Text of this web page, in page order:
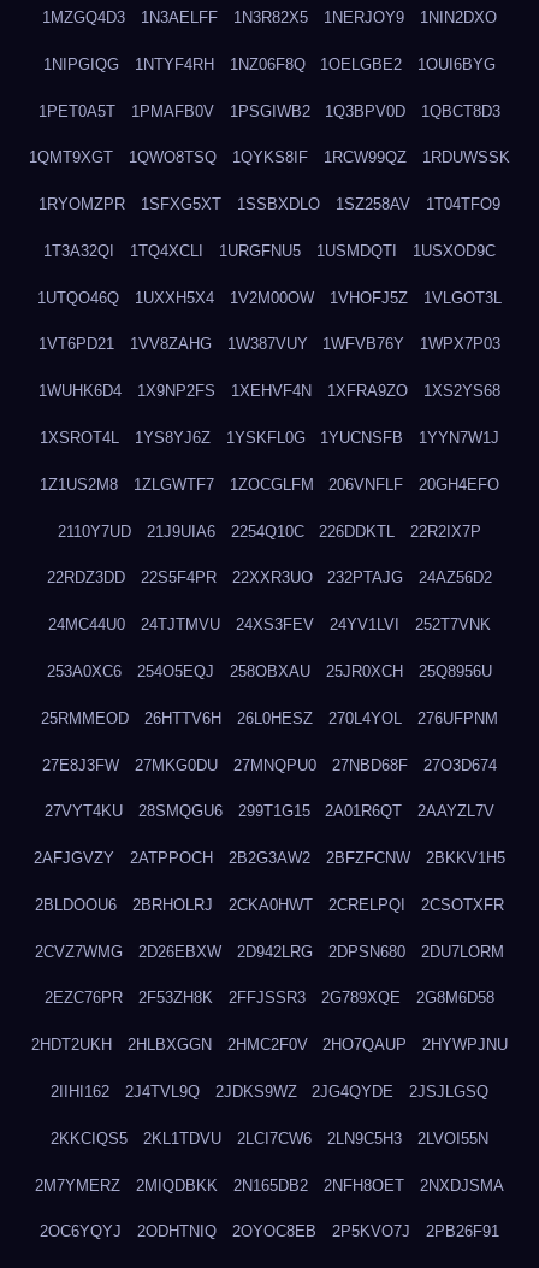
1MZGQ4D3 1N3AELFF 1N3R82X5 1NERJOY9 1NIN2DXO
1NIPGIQG 1NTYF4RH 1NZ06F8Q 1OELGBE2 1OUI6BYG
1PET0A5T 1PMAFB0V 1PSGIWB2 1Q3BPV0D 1QBCT8D3
1QMT9XGT 1QWO8TSQ 1QYKS8IF 1RCW99QZ 1RDUWSSK
1RYOMZPR 1SFXG5XT 1SSBXDLO 1SZ258AV 1T04TFO9
1T3A32QI 1TQ4XCLI 1URGFNU5 1USMDQTI 1USXOD9C
1UTQO46Q 1UXXH5X4 1V2M00OW 1VHOFJ5Z 1VLGOT3L
1VT6PD21 1VV8ZAHG 1W387VUY 1WFVB76Y 1WPX7P03
1WUHK6D4 1X9NP2FS 1XEHVF4N 1XFRA9ZO 1XS2YS68
1XSROT4L 1YS8YJ6Z 1YSKFL0G 1YUCNSFB 1YYN7W1J
1Z1US2M8 1ZLGWTF7 1ZOCGLFM 206VNFLF 20GH4EFO
2110Y7UD 21J9UIA6 2254Q10C 226DDKTL 22R2IX7P
22RDZ3DD 22S5F4PR 22XXR3UO 232PTAJG 24AZ56D2
24MC44U0 24TJTMVU 24XS3FEV 24YV1LVI 252T7VNK
253A0XC6 254O5EQJ 258OBXAU 25JR0XCH 25Q8956U
25RMMEOD 26HTTV6H 26L0HESZ 270L4YOL 276UFPNM
27E8J3FW 27MKG0DU 27MNQPU0 27NBD68F 27O3D674
27VYT4KU 28SMQGU6 299T1G15 2A01R6QT 2AAYZL7V
2AFJGVZY 2ATPPOCH 2B2G3AW2 2BFZFCNW 2BKKV1H5
2BLDOOU6 2BRHOLRJ 2CKA0HWT 2CRELPQI 2CSOTXFR
2CVZ7WMG 2D26EBXW 2D942LRG 2DPSN680 2DU7LORM
2EZC76PR 2F53ZH8K 2FFJSSR3 2G789XQE 2G8M6D58
2HDT2UKH 2HLBXGGN 2HMC2F0V 2HO7QAUP 2HYWPJNU
2IIHI162 2J4TVL9Q 2JDKS9WZ 2JG4QYDE 2JSJLGSQ
2KKCIQS5 2KL1TDVU 2LCI7CW6 2LN9C5H3 2LVOI55N
2M7YMERZ 2MIQDBKK 2N165DB2 2NFH8OET 2NXDJSMA
2OC6YQYJ 2ODHTNIQ 2OYOC8EB 2P5KVO7J 2PB26F91